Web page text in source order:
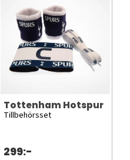
Tottenham Hotspur
Tillbehörsset
299:-